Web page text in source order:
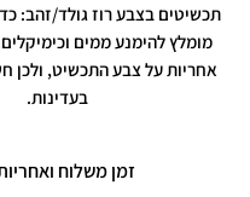
תכשיטים בצבע רוז גולד/זהב:
מומלץ להימנע ממים
אחריות על צבע התכשיט, ולכן
בעדינות.
זמן משלוח